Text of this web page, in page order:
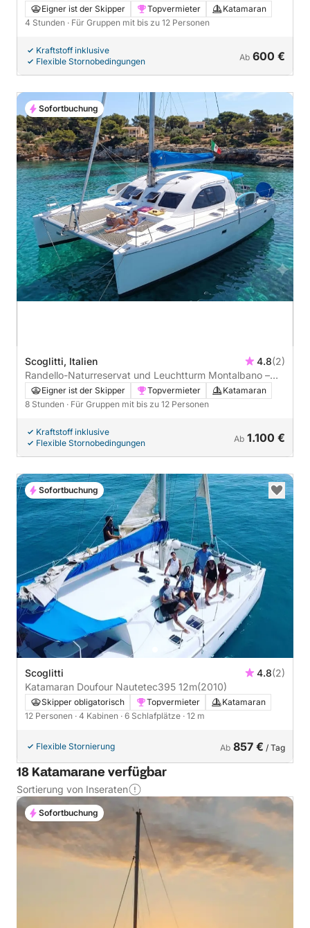
Montalbano und Leuchtturm
Eigner ist der Skipper Topvermieter
Katamaran
4 Stunden · Für Gruppen mit bis zu 12 Personen
Kraftstoff inklusive
Flexible Stornobedingungen
Ab 600 €
Scoglitti, Italien 4.8(2)
Randello-Naturreservat und Leuchtturm Montalbano –
Katamaran-Tour
Eigner ist der Skipper Topvermieter
Katamaran
8 Stunden · Für Gruppen mit bis zu 12 Personen
Kraftstoff inklusive
Flexible Stornobedingungen
Ab 1.100 €
Sofortbuchung
Scoglitti 4.8(2)
Katamaran Doufour Nautetec395 12m(2010)
Skipper obligatorisch Topvermieter
Katamaran
12 Personen · 4 Kabinen · 6 Schlafplätze · 12 m
Flexible Stornierung Ab 857 € / Tag
Sofortbuchung
18 Katamarane verfügbar
Sortierung von Inseraten
Sofortbuchung